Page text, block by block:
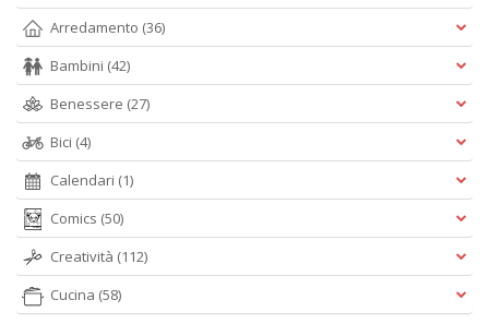
Arredamento (36)
Bambini (42)
Benessere (27)
Bici (4)
Calendari (1)
Comics (50)
Creatività (112)
Cucina (58)